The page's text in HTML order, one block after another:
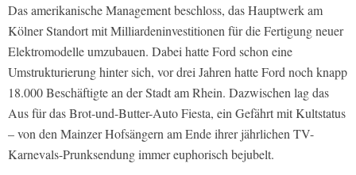
Das amerikanische Management beschloss, das Hauptwerk am
Kölner Standort mit Milliardeninvestitionen für die Fertigung neuer
Elektromodelle umzubauen. Dabei hatte Ford schon eine
Umstrukturierung hinter sich, vor drei Jahren hatte Ford noch knapp
18.000 Beschäftigte an der Stadt am Rhein. Dazwischen lag das
Aus für das Brot-und-Butter-Auto Fiesta, ein Gefährt mit Kultstatus
– von den Mainzer Hofsängern am Ende ihrer jährlichen TV-
Karnevals-Prunksendung immer euphorisch bejubelt.